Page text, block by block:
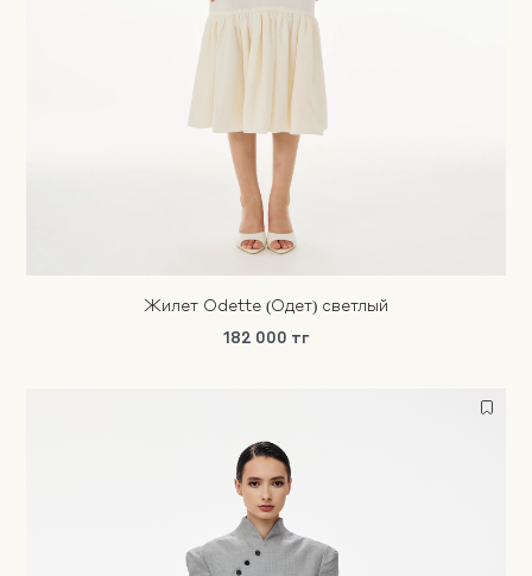
Жилет Odette (Одет) светлый
182 000 тг